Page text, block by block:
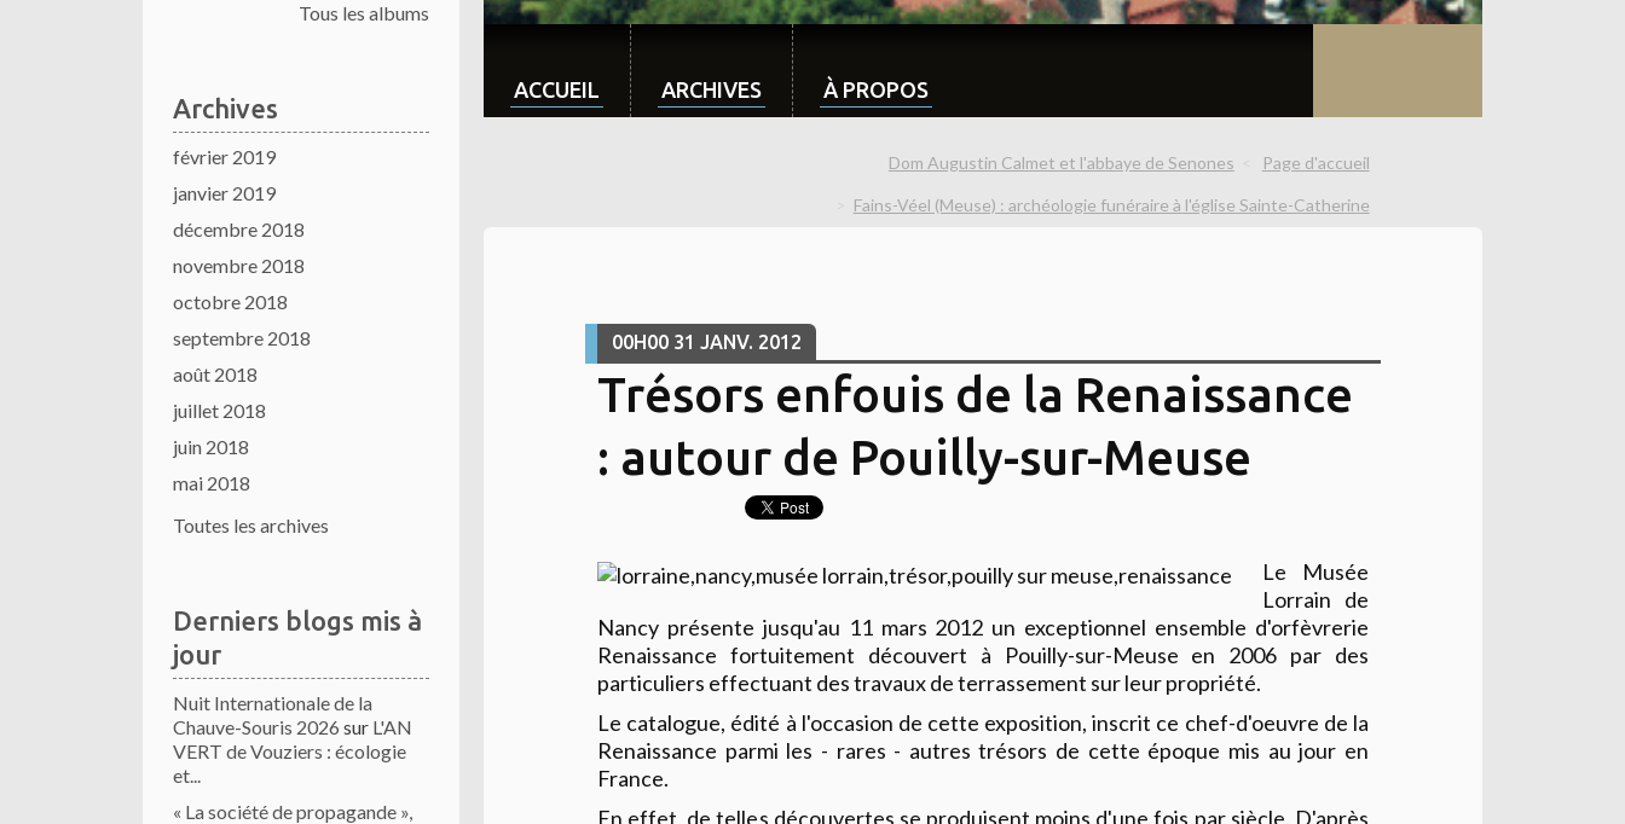
Tous les albums
Archives
février 2019
janvier 2019
décembre 2018
novembre 2018
octobre 2018
septembre 2018
août 2018
juillet 2018
juin 2018
mai 2018
Toutes les archives
Derniers blogs mis à
jour
Nuit Internationale de la
Chauve-Souris 2026 sur L'AN
VERT de Vouziers : écologie
et...
« La société de propagande »,
ACCUEIL ARCHIVES À PROPOS
Dom Augustin Calmet et l'abbaye de Senones Page d'accueil
Fains-Véel (Meuse) : archéologie funéraire à l'église Sainte-Catherine
00H00 31 JANV. 2012
Trésors enfouis de la Renaissance
: autour de Pouilly-sur-Meuse
Le Musée
Lorrain de
Nancy présente jusqu'au 11 mars 2012 un exceptionnel ensemble d'orfèvrerie
Renaissance fortuitement découvert à Pouilly-sur-Meuse en 2006 par des
particuliers effectuant des travaux de terrassement sur leur propriété.
Le catalogue, édité à l'occasion de cette exposition, inscrit ce chef-d'oeuvre de la
Renaissance parmi les - rares - autres trésors de cette époque mis au jour en
France.
En effet, de telles découvertes se produisent moins d'une fois par siècle. D'après